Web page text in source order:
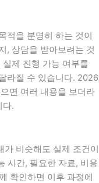
적을 분명히 하는 것이
, 상담을 받아보려는 것
제 진행 가능 여부를
라질 수 있습니다. 2026
면 여러 내용을 보더라
다.
가 비슷해도 실제 조건이
시간, 필요한 자료, 비용
확인하면 이후 과정에